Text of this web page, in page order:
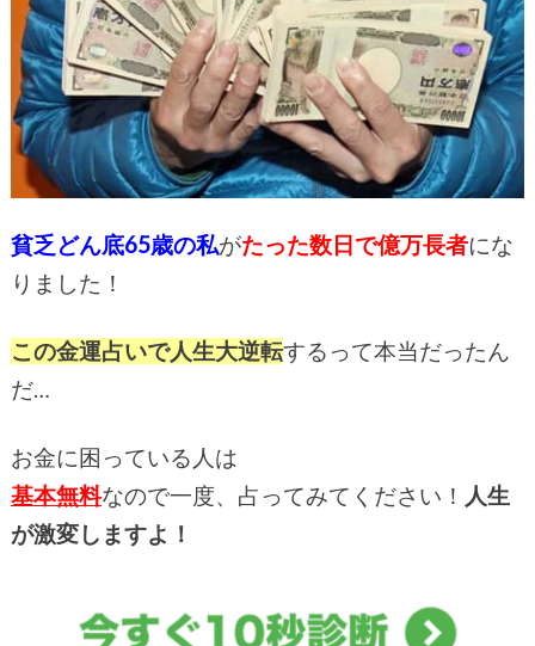
貧乏どん底65歳の私がたった数日で億万長者にな
りました！
この金運占いで人生大逆転するって本当だったん
だ…
お金に困っている人は
基本無料なので一度、占ってみてください！ 人生
が激変しますよ！